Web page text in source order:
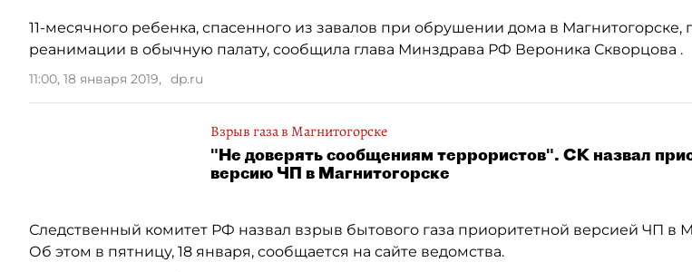
11-месячного ребенка, спасенного из завалов при обрушении дома в Магнитогорске,
реанимации в обычную палату, сообщила глава Минздрава РФ Вероника Скворцова .
11:00, 18 января 2019, dp.ru
Взрыв газа в Магнитогорске
"Не доверять сообщениям террористов". СК назвал
версию ЧП в Магнитогорске
Следственный комитет РФ назвал взрыв бытового газа приоритетной версией ЧП в
Об этом в пятницу, 18 января, сообщается на сайте ведомства.